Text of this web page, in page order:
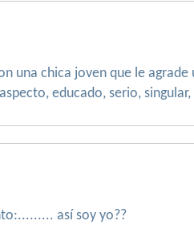
una chica joven que le
educado, serio,
así soy yo??